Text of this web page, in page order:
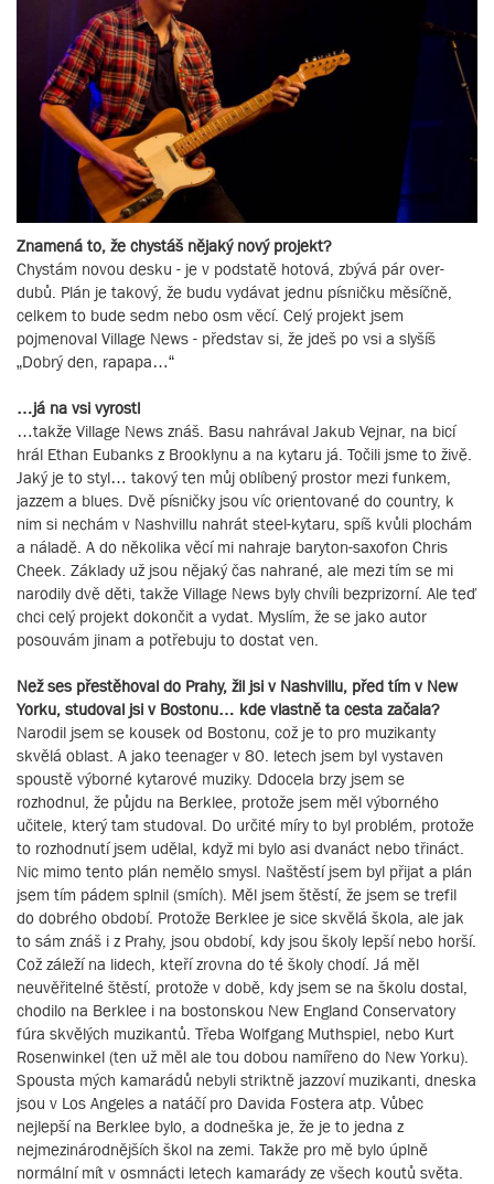
Znamená to, že chystáš nějaký nový projekt?
Chystám novou desku - je v podstatě hotová, zbývá pár over-
dubů. Plán je takový, že budu vydávat jednu písničku měsíčně,
celkem to bude sedm nebo osm věcí. Celý projekt jsem
pojmenoval Village News - představ si, že jdeš po vsi a slyšíš
„Dobrý den, rapapa…“
…já na vsi vyrostl
…takže Village News znáš. Basu nahrával Jakub Vejnar, na bicí
hrál Ethan Eubanks z Brooklynu a na kytaru já. Točili jsme to živě.
Jaký je to styl… takový ten můj oblíbený prostor mezi funkem,
jazzem a blues. Dvě písničky jsou víc orientované do country, k
nim si nechám v Nashvillu nahrát steel-kytaru, spíš kvůli plochám
a náladě. A do několika věcí mi nahraje baryton-saxofon Chris
Cheek. Základy už jsou nějaký čas nahrané, ale mezi tím se mi
narodily dvě děti, takže Village News byly chvíli bezprizorní. Ale teď
chci celý projekt dokončit a vydat. Myslím, že se jako autor
posouvám jinam a potřebuju to dostat ven.
Než ses přestěhoval do Prahy, žil jsi v Nashvillu, před tím v New
Yorku, studoval jsi v Bostonu… kde vlastně ta cesta začala?
Narodil jsem se kousek od Bostonu, což je to pro muzikanty
skvělá oblast. A jako teenager v 80. letech jsem byl vystaven
spoustě výborné kytarové muziky. Ddocela brzy jsem se
rozhodnul, že půjdu na Berklee, protože jsem měl výborného
učitele, který tam studoval. Do určité míry to byl problém, protože
to rozhodnutí jsem udělal, když mi bylo asi dvanáct nebo třináct.
Nic mimo tento plán nemělo smysl. Naštěstí jsem byl přijat a plán
jsem tím pádem splnil (smích). Měl jsem štěstí, že jsem se trefil
do dobrého období. Protože Berklee je sice skvělá škola, ale jak
to sám znáš i z Prahy, jsou období, kdy jsou školy lepší nebo horší.
Což záleží na lidech, kteří zrovna do té školy chodí. Já měl
neuvěřitelné štěstí, protože v době, kdy jsem se na školu dostal,
chodilo na Berklee i na bostonskou New England Conservatory
fúra skvělých muzikantů. Třeba Wolfgang Muthspiel, nebo Kurt
Rosenwinkel (ten už měl ale tou dobou namířeno do New Yorku).
Spousta mých kamarádů nebyli striktně jazzoví muzikanti, dneska
jsou v Los Angeles a natáčí pro Davida Fostera atp. Vůbec
nejlepší na Berklee bylo, a dodneška je, že je to jedna z
nejmezinárodnějších škol na zemi. Takže pro mě bylo úplně
normální mít v osmnácti letech kamarády ze všech koutů světa.